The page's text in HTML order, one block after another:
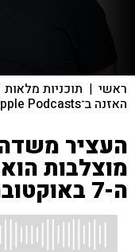
ראשי | תוכניות מלאות
האזנה ב־Apple Podcasts
העציר משדה
מוצלבות
ה-7 באוקטובר"